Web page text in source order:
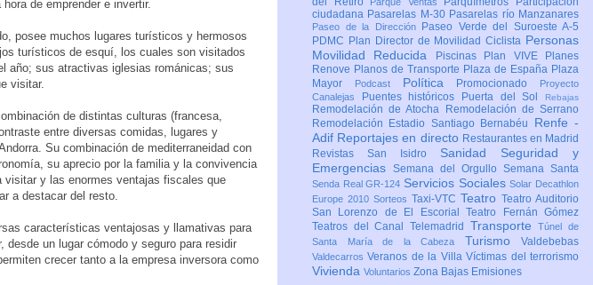
de emprender e invertir.
posee muchos lugares turísticos y hermosos
turísticos de esquí, los cuales son visitados
año; sus atractivas iglesias románicas; sus
visitar.
de distintas culturas (francesa,
entre diversas comidas, lugares y
Su combinación de mediterraneidad con
su aprecio por la familia y la convivencia
y las enormes ventajas fiscales que
a destacar del resto.
características ventajosas y llamativas para
desde un lugar cómodo y seguro para residir
crecer tanto a la empresa inversora como
ciudadana Pasarelas M-30 Pasarelas río Manzanares
Paseo de la Dirección
Paseo Verde del Suroeste A-5
PDMC Plan Director de Movilidad Ciclista Personas
Movilidad Reducida
Piscinas Plan VIVE
Planes
Renove Planos de Transporte Plaza de España Plaza
Mayor
Podcast Política Promocionado
Proyecto
Canalejas
Puentes históricos Puerta del Sol Rebajas
Remodelación de Atocha
Remodelación de Serrano
Remodelación Estadio Santiago Bernabéu Renfe -
Adif Reportajes en directo Restaurantes en Madrid
Revistas San Isidro Sanidad Seguridad y
Emergencias Semana del Orgullo Semana Santa
Senda Real GR-124 Servicios SocialesSolar Decathlon
Europe 2010 Sorteos Taxi-VTC Teatro Teatro Auditorio
San Lorenzo de El EscorialTeatro Fernán Gómez
Teatros del Canal Telemadrid TransporteTúnel de
Santa María de la Cabeza Turismo Valdebebas
ValdecarrosVeranos de la VillaVíctimas del terrorismo
Vivienda Voluntarios Zona Bajas Emisiones